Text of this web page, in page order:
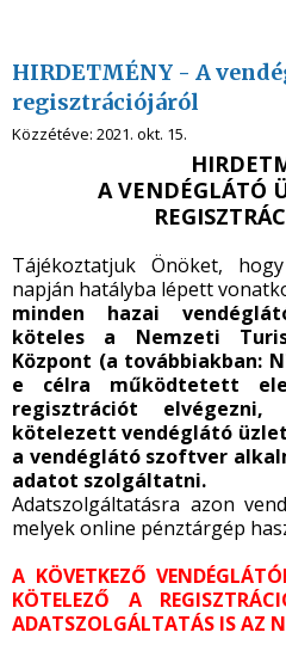
HIRDETMÉNY - A
regisztrációjáról
Közzétéve: 2021. okt. 15.
A VENDÉGLÁTÓ
Tájékoztatjuk Önöket,
napján hatályba lépett
minden hazai
köteles a Nemzeti
Központ (a továbbiakban:
e célra működtetett
regisztrációt elvégezni,
kötelezett vendéglátó
a vendéglátó szoftver
adatot szolgáltatni.
Adatszolgáltatásra azon
melyek online pénztárgép
A KÖVETKEZŐ
KÖTELEZŐ A
ADATSZOLGÁLTATÁS IS AZ